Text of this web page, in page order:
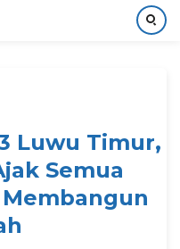
Luwu Timur,
Semua